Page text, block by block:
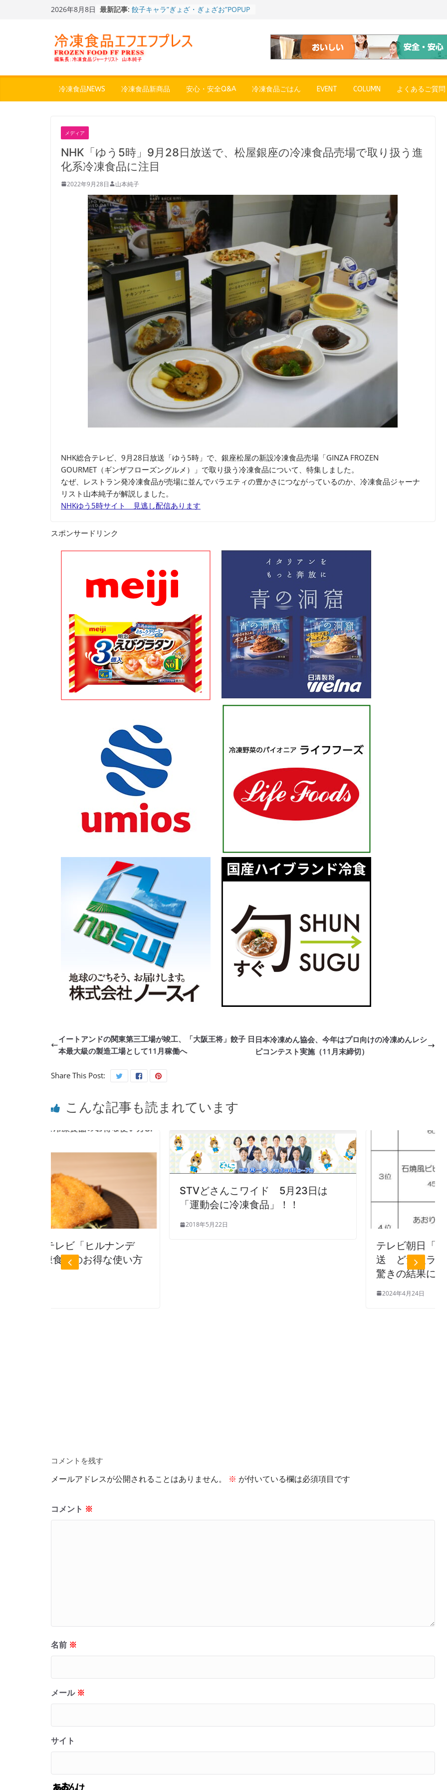
2026年8月8日 最新記事: 餃子キャラ”ぎょざ・ぎょざお”POPUP
「CHEESE WONDER」5周年～夏に限
定さわやかフレーバー「CHEESE
WONDER YELLOW」復刻発売中
どん兵衛 大盛 きつねうどん」
「同 肉うどん」
冷凍ワンプレート№1のニップン、9月
から新ブランド『ニップン、彩りごは
ん。』～”おいしさ”をアピール
冷凍食品NEWS 冷凍食品新商品 安心・安全Q&A 冷凍食品ごはん EVENT COLUMN よくあるご質問
メディア
NHK「ゆう5時」9月28日放送で、松屋銀座の冷凍食品売場で取り扱う進
化系冷凍食品に注目
2022年9月28日 山本純子
NHK総合テレビ、9月28日放送「ゆう5時」で、銀座松屋の新設冷凍食品売場「GINZA FROZEN
GOURMET（ギンザフローズングルメ）」で取り扱う冷凍食品について、特集しました。
なぜ、レストラン発冷凍食品が売場に並んでバラエティの豊かさにつながっているのか、冷凍食品ジャーナ
リスト山本純子が解説しました。
NHKゆう5時サイト 見逃し配信あります
スポンサードリンク
イートアンドの関東第三工場が竣工、「大阪王将」餃子 日
本最大級の製造工場として11月稼働へ
日本冷凍めん協会、今年はプロ向けの冷凍めんレシ
ピコンテスト実施（11月末締切）
Share This Post:
こんな記事も読まれています
STVどさんこワイド 5月23日は
「運動会に冷凍食品」！！
2018年5月22日
テレビ朝日「家事ヤロウ」4/23放
送 ど素人ランキング・冷凍炒飯
コメントを残す
メールアドレスが公開されることはありません。 ※ が付いている欄は必須項目です
コメント ※
名前 ※
メール ※
サイト